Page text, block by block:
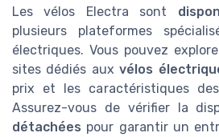
Les vélos Electra sont
plusieurs plateformes
électriques. Vous pouvez
sites dédiés auxvélos
prix et les caractéristiques
Assurez-vous de vérifier la
détachées pour garantir un